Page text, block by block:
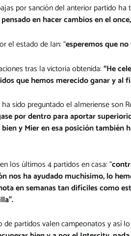
por sanción del anterior partido
en hacer cambios en el
el estado de Ian: “esperemos que
tras la victoria obtenida:“He
que hemos merecido ganar y al
sido preguntado el almeriense son
por dentro para aportar
y Mier en esa posición
los últimos 4 partidos en casa: “
nos ha ayudado muchísimo, lo
en semanas tan difíciles como
de partidos valen campeonatos y así